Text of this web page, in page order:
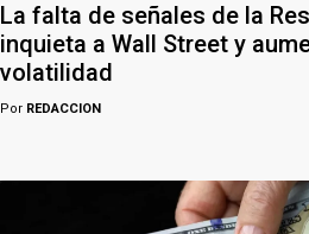
La falta de señales de la
inquieta a Wall Street y
volatilidad
Por REDACCION